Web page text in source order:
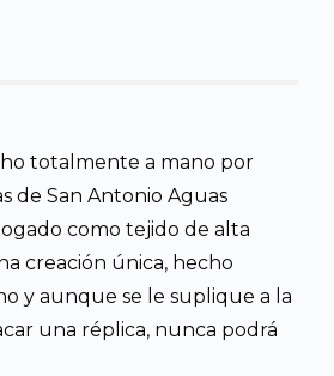
totalmente a mano por
de San Antonio Aguas
como tejido de alta
creación única, hecho
y aunque se le suplique a la
una réplica, nunca podrá